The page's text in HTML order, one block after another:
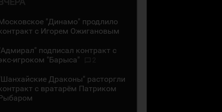
"Динамо" продлило
с Игорем Ожигановым
подписал контракт с
игроком "Барыса"
Драконы" расторгли
с вратарём Патриком